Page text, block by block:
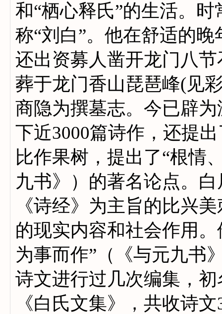
和“栖心释氏”的生活。
称“刘白”。他在舒适的
还出资募人凿开龙门八
葬于龙门香山琵琶峰(见
商隐为撰墓志。今已辟
下近3000篇诗作，还提
比作果树，提出了“根情
九书》）的著名论点。
《诗经》为主旨的比兴
的现实内容和社会作用
为事而作”（《与元九书
诗文进行过几次编集，
《白氏文集》，共收诗